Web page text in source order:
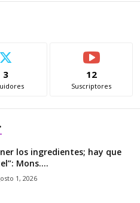
3 12
Suscriptores
los ingredientes; hay que
Mons....
1, 2026